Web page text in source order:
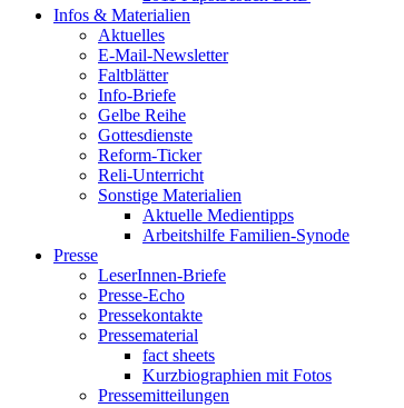
Infos & Materialien
Aktuelles
E-Mail-Newsletter
Faltblätter
Info-Briefe
Gelbe Reihe
Gottesdienste
Reform-Ticker
Reli-Unterricht
Sonstige Materialien
Aktuelle Medientipps
Arbeitshilfe Familien-Synode
Presse
LeserInnen-Briefe
Presse-Echo
Pressekontakte
Pressematerial
fact sheets
Kurzbiographien mit Fotos
Pressemitteilungen